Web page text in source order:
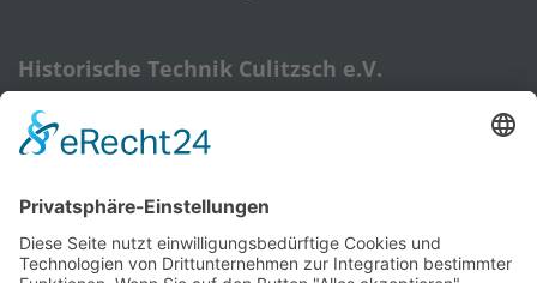
Historische Technik Culitzsch e.V.
08112 Wilkau-Haßlau‎
E-Mail:
htcverein@gmail.com